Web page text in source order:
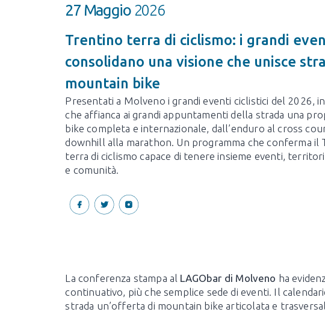
27 Maggio2026
Trentino terra di ciclismo: i grandi
consolidano una visione che unisce
mountain bike
Presentati a Molveno i grandi eventi ciclistici del 2026,
che affianca ai grandi appuntamenti della strada una
bike completa e internazionale, dall’enduro al cross
downhill alla marathon. Un programma che conferma il
terra di ciclismo capace di tenere insieme eventi,
e comunità.
La conferenza stampa al LAGObar di Molveno ha
continuativo, più che semplice sede di eventi. Il
strada un’offerta di mountain bike articolata e